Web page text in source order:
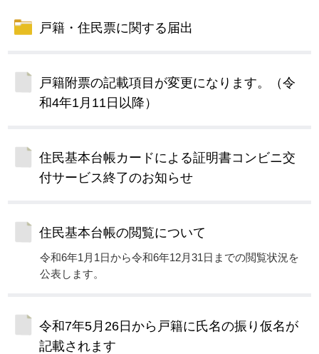
戸籍・住民票に関する届出
戸籍附票の記載項目が変更になります。（令
和4年1月11日以降）
住民基本台帳カードによる証明書コンビニ交
付サービス終了のお知らせ
住民基本台帳の閲覧について
令和6年1月1日から令和6年12月31日までの閲覧状況を
公表します。
令和7年5月26日から戸籍に氏名の振り仮名が
記載されます